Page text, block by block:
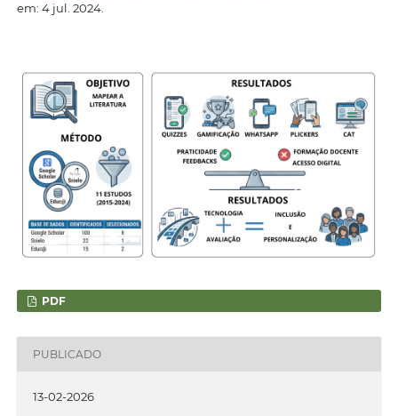
em: 4 jul. 2024.
PDF
PUBLICADO
13-02-2026